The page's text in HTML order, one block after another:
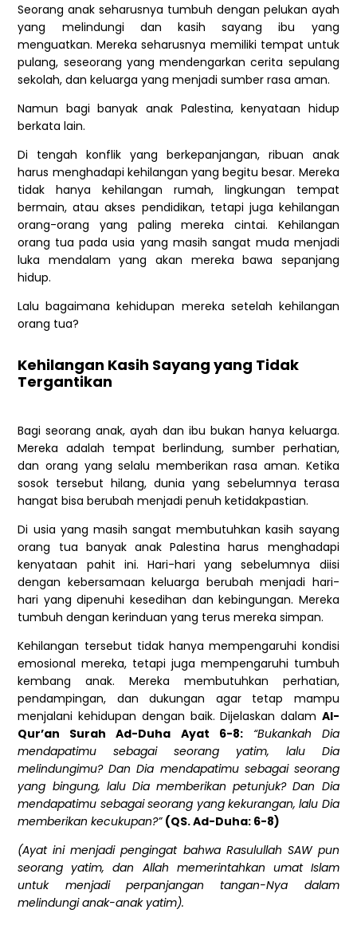
Seorang anak seharusnya tumbuh dengan pelukan ayah
yang melindungi dan kasih sayang ibu yang
menguatkan. Mereka seharusnya memiliki tempat untuk
pulang, seseorang yang mendengarkan cerita sepulang
sekolah, dan keluarga yang menjadi sumber rasa aman.
Namun bagi banyak anak Palestina, kenyataan hidup
berkata lain.
Di tengah konflik yang berkepanjangan, ribuan anak
harus menghadapi kehilangan yang begitu besar. Mereka
tidak hanya kehilangan rumah, lingkungan tempat
bermain, atau akses pendidikan, tetapi juga kehilangan
orang-orang yang paling mereka cintai. Kehilangan
orang tua pada usia yang masih sangat muda menjadi
luka mendalam yang akan mereka bawa sepanjang
hidup.
Lalu bagaimana kehidupan mereka setelah kehilangan
orang tua?
Kehilangan Kasih Sayang yang Tidak
Tergantikan
Bagi seorang anak, ayah dan ibu bukan hanya keluarga.
Mereka adalah tempat berlindung, sumber perhatian,
dan orang yang selalu memberikan rasa aman. Ketika
sosok tersebut hilang, dunia yang sebelumnya terasa
hangat bisa berubah menjadi penuh ketidakpastian.
Di usia yang masih sangat membutuhkan kasih sayang
orang tua banyak anak Palestina harus menghadapi
kenyataan pahit ini. Hari-hari yang sebelumnya diisi
dengan kebersamaan keluarga berubah menjadi hari-
hari yang dipenuhi kesedihan dan kebingungan. Mereka
tumbuh dengan kerinduan yang terus mereka simpan.
Kehilangan tersebut tidak hanya mempengaruhi kondisi
emosional mereka, tetapi juga mempengaruhi tumbuh
kembang anak. Mereka membutuhkan perhatian,
pendampingan, dan dukungan agar tetap mampu
menjalani kehidupan dengan baik. Dijelaskan dalam Al-
Qur’an Surah Ad-Duha Ayat 6-8:
“Bukankah Dia
mendapatimu sebagai seorang yatim, lalu Dia
melindungimu? Dan Dia mendapatimu sebagai seorang
yang bingung, lalu Dia memberikan petunjuk? Dan Dia
mendapatimu sebagai seorang yang kekurangan, lalu Dia
memberikan kecukupan?” (QS. Ad-Duha: 6-8)
(Ayat ini menjadi pengingat bahwa Rasulullah SAW pun
seorang yatim, dan Allah memerintahkan umat Islam
untuk menjadi perpanjangan tangan-Nya dalam
melindungi anak-anak yatim).